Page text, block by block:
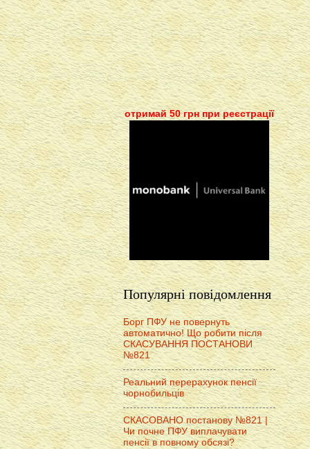
отримай 50 грн при реєстрації
Популярні повідомлення
Борг ПФУ не повернуть
автоматично! Що робити після
СКАСУВАННЯ ПОСТАНОВИ
№821
Реальний перерахунок пенсії
чорнобильців
СКАСОВАНО постанову №821 |
Чи почне ПФУ виплачувати
пенсії в повному обсязі?